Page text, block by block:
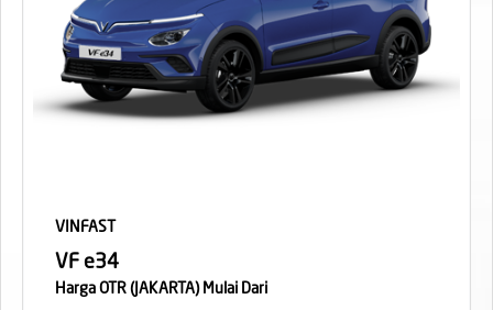
VINFAST
VF e34
Harga OTR (JAKARTA) Mulai Dari